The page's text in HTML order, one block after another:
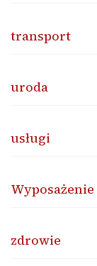
transport
uroda
usługi
zdrowie